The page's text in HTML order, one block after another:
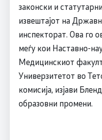
законски и
извештајот на
инспекторат. Ова го
меѓу кои Наставно-
Медицинскиот
Универзитетот во
комисија, изјави
образовни промени.